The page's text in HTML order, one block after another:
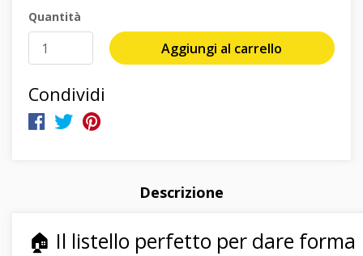
Quantità
Aggiungi al carrello
Condividi
Descrizione
🏠 Il listello perfetto per dare forma